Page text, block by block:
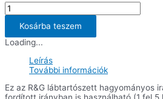
Állítható
lábtartószett
Yamaha
YZF-
R6
modellek)
mennyiség
Kosárba teszem
Loading...
Leírás
További információk
Ez az R&G lábtartószett hagyományos